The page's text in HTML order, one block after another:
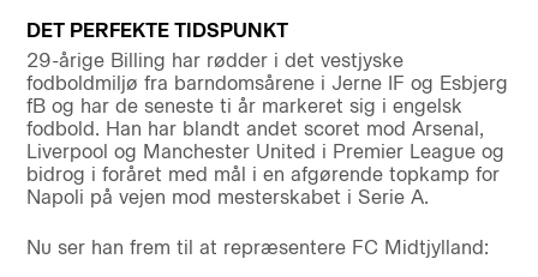
DET PERFEKTE TIDSPUNKT
29-årige Billing har rødder i det vestjyske
fodboldmiljø fra barndomsårene i Jerne IF og Esbjerg
fB og har de seneste ti år markeret sig i engelsk
fodbold. Han har blandt andet scoret mod Arsenal,
Liverpool og Manchester United i Premier League og
bidrog i foråret med mål i en afgørende topkamp for
Napoli på vejen mod mesterskabet i Serie A.
Nu ser han frem til at repræsentere FC Midtjylland: